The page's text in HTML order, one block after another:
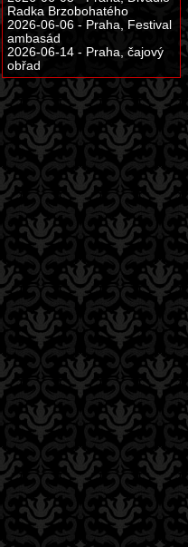
Radka Brzobohatého
2026-06-06 - Praha, Festival
ambasád
2026-06-14 - Praha, čajový
obřad